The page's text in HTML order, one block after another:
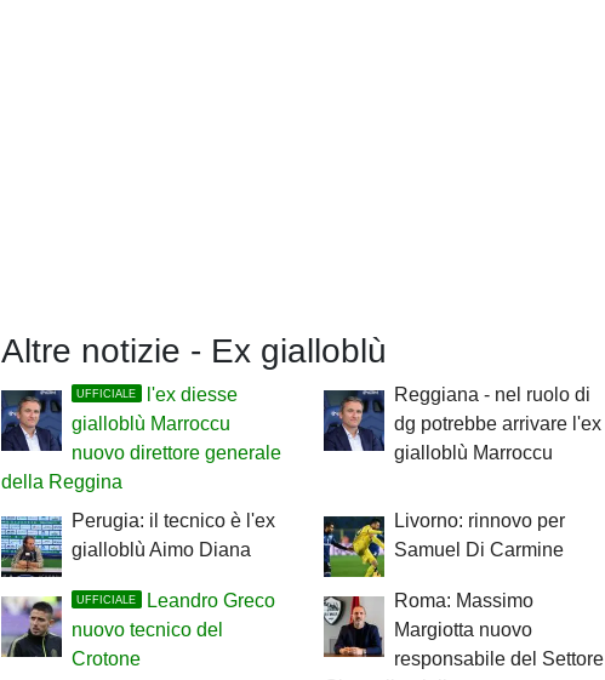
Altre notizie - Ex gialloblù
UFFICIALE
l'ex diesse
gialloblù Marroccu
nuovo direttore generale
della Reggina
Reggiana - nel ruolo di
dg potrebbe arrivare l'ex
gialloblù Marroccu
Perugia: il tecnico è l'ex
gialloblù Aimo Diana
Livorno: rinnovo per
Samuel Di Carmine
UFFICIALE
Leandro Greco
nuovo tecnico del
Crotone
Roma: Massimo
Margiotta nuovo
responsabile del Settore